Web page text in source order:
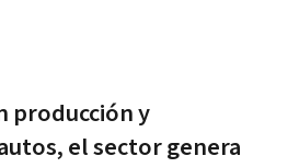
producción y
el sector genera